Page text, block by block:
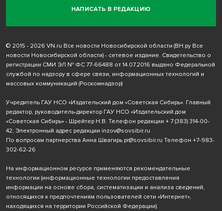
НАПИСАТЬ В РЕДАКЦИЮ
© 2015 - 2026 VN.ru Все новости Новосибирской области (ВН.ру Все
новости Новосибирской области) - сетевое издание. Свидетельство о
регистрации СМИ ЭЛ № ФС 77-66488 от 14.07.2016 выдано Федеральной
службой по надзору в сфере связи, информационных технологий и
массовых коммуникаций (Роскомнадзор)
Учредитель ГАУ НСО «Издательский дом «Советская Сибирь». Главный
редактор, руководитель-директор ГАУ НСО «Издательский дом
«Советская Сибирь» - Шрейтер Н.В. Телефон редакции + 7 (383) 314-00-
42; Электронный адрес редакции inzov@sovsibir.ru
По вопросам партнерства Анна Швагирь pr@sovsibir.ru Телефон +7-983-
302-62-26
На информационном ресурсе применяются рекомендательные
технологии (информационные технологии предоставления
информации на основе сбора, систематизации и анализа сведений,
относящихся к предпочтениям пользователей сети «Интернет»,
находящихся на территории Российской Федерации).